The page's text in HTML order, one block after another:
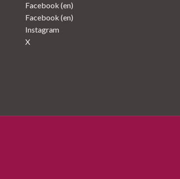
Facebook (en)
Facebook (en)
Instagram
X